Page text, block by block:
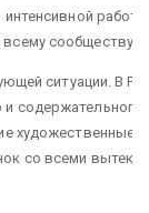
сообществу:
ситуации. В
содержательного
художественные
со всеми